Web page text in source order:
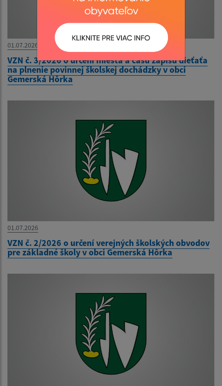
01.07.2026
VZN č. 3/2026 o určení miesta a času zápisu dieťaťa
na plnenie povinnej školskej dochádzky v obci
Gemerská Hôrka
01.07.2026
VZN č. 2/2026 o určení verejných školských obvodov
pre základné školy v obci Gemerská Hôrka